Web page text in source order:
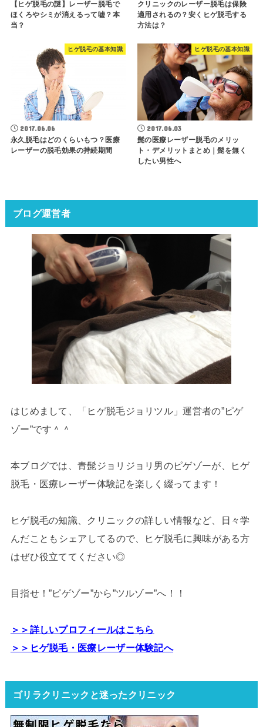
【ヒゲ脱毛の謎】レーザー脱毛で
ほくろやシミが消えるって嘘？本
当？
クリニックのレーザー脱毛は保険
適用されるの？安くヒゲ脱毛する
方法は？
ヒゲ脱毛の基本知識
2017.06.06
永久脱毛はどのくらいもつ？医療
レーザーの脱毛効果の持続期間
ヒゲ脱毛の基本知識
2017.06.03
髭の医療レーザー脱毛のメリッ
ト・デメリットまとめ｜髭を無く
したい男性へ
ブログ運営者
はじめまして、「ヒゲ脱毛ジョリツル」運営者の”ピゲ
ゾー”です＾＾
本ブログでは、青髭ジョリジョリ男のピゲゾーが、ヒゲ
脱毛・医療レーザー体験記を楽しく綴ってます！
ヒゲ脱毛の知識、クリニックの詳しい情報など、日々学
んだこともシェアしてるので、ヒゲ脱毛に興味がある方
はぜひ役立ててください◎
目指せ！”ピゲゾー”から”ツルゾー”へ！！
＞＞詳しいプロフィールはこちら
＞＞ヒゲ脱毛・医療レーザー体験記へ
ゴリラクリニックと迷ったクリニック